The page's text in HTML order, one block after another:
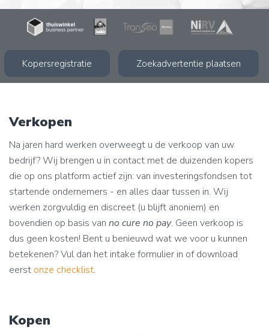
Kopersregistratie Zoekadvertentie plaatsen
Verkopen
Na jaren hard werken overweegt u de verkoop van uw
bedrijf? Wij brengen u in contact met de duizenden kopers
die op ons platform actief zijn: van investeringsfondsen tot
startende ondernemers - en alles daar tussen in. Wij
werken zorgvuldig en discreet (u blijft anoniem) en
bovendien op basis van no cure no pay. Geen verkoop is
dus geen kosten! Bent u benieuwd wat we voor u kunnen
betekenen? Vul dan het intake formulier in of download
eerst onze checklist.
Kopen